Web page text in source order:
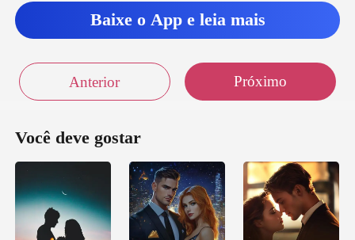
Baixe o App e leia mais
Anterior Próximo
Você deve gostar